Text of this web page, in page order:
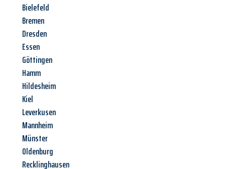
Bielefeld
Bremen
Dresden
Essen
Göttingen
Hamm
Hildesheim
Kiel
Leverkusen
Mannheim
Münster
Oldenburg
Recklinghausen